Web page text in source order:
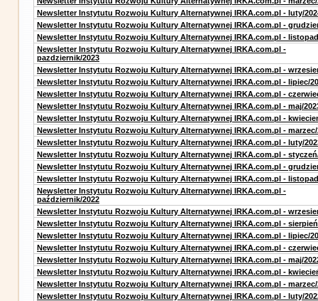
Newsletter Instytutu Rozwoju Kultury Alternatywnej IRKA.com.pl - luty/
Newsletter Instytutu Rozwoju Kultury Alternatywnej IRKA.com.pl -
Newsletter Instytutu Rozwoju Kultury Alternatywnej IRKA.com.pl -
Newsletter Instytutu Rozwoju Kultury Alternatywnej IRKA.com.pl -
pazdziernik/2023
Newsletter Instytutu Rozwoju Kultury Alternatywnej IRKA.com.pl -
Newsletter Instytutu Rozwoju Kultury Alternatywnej IRKA.com.pl - lipiec/
Newsletter Instytutu Rozwoju Kultury Alternatywnej IRKA.com.pl -
Newsletter Instytutu Rozwoju Kultury Alternatywnej IRKA.com.pl - maj/
Newsletter Instytutu Rozwoju Kultury Alternatywnej IRKA.com.pl -
Newsletter Instytutu Rozwoju Kultury Alternatywnej IRKA.com.pl - marzec/
Newsletter Instytutu Rozwoju Kultury Alternatywnej IRKA.com.pl - luty/
Newsletter Instytutu Rozwoju Kultury Alternatywnej IRKA.com.pl -
Newsletter Instytutu Rozwoju Kultury Alternatywnej IRKA.com.pl -
Newsletter Instytutu Rozwoju Kultury Alternatywnej IRKA.com.pl -
Newsletter Instytutu Rozwoju Kultury Alternatywnej IRKA.com.pl -
październik/2022
Newsletter Instytutu Rozwoju Kultury Alternatywnej IRKA.com.pl -
Newsletter Instytutu Rozwoju Kultury Alternatywnej IRKA.com.pl -
Newsletter Instytutu Rozwoju Kultury Alternatywnej IRKA.com.pl - lipiec/
Newsletter Instytutu Rozwoju Kultury Alternatywnej IRKA.com.pl -
Newsletter Instytutu Rozwoju Kultury Alternatywnej IRKA.com.pl - maj/
Newsletter Instytutu Rozwoju Kultury Alternatywnej IRKA.com.pl -
Newsletter Instytutu Rozwoju Kultury Alternatywnej IRKA.com.pl - marzec/
Newsletter Instytutu Rozwoju Kultury Alternatywnej IRKA.com.pl - luty/